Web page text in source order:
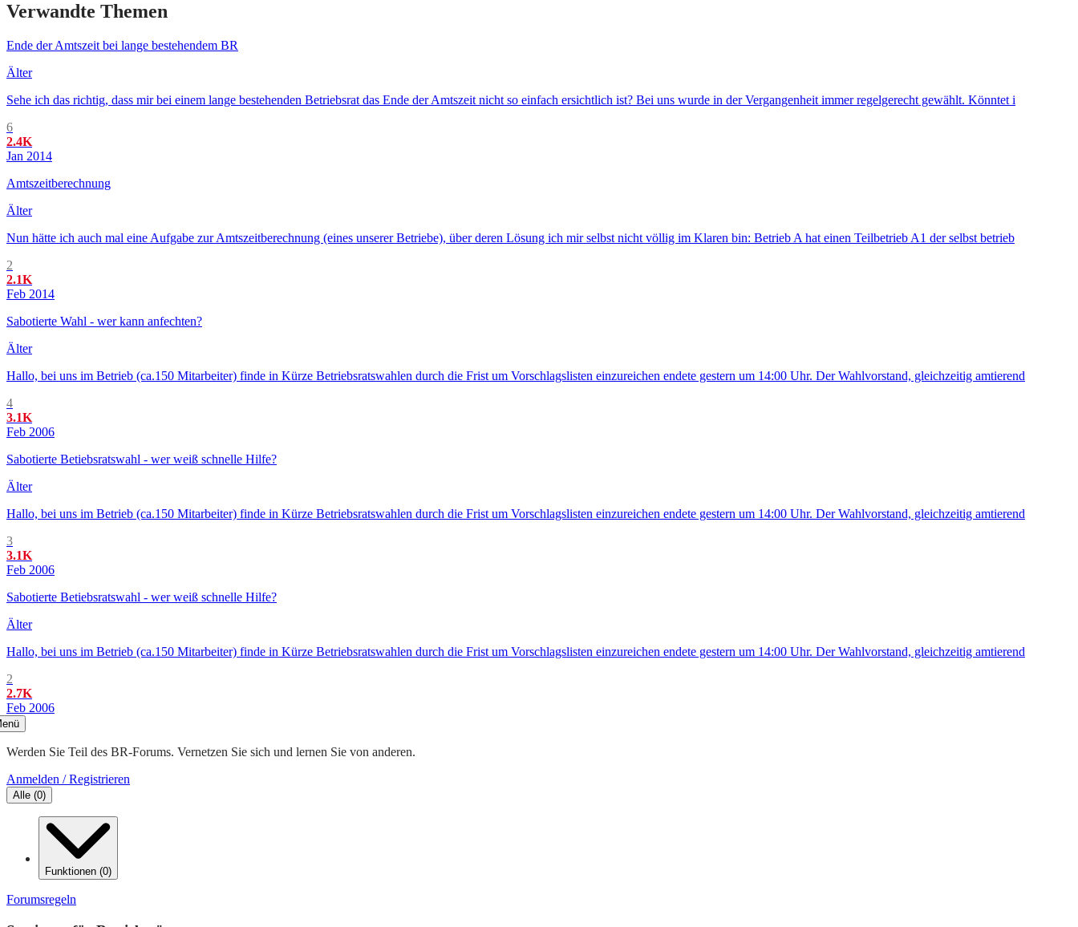
Verwandte Themen
Ende der Amtszeit bei lange bestehendem BR
Älter
Sehe ich das richtig, dass mir bei einem lange bestehenden Betriebsrat das Ende der Amtszeit nicht so einfach ersichtlich ist? Bei uns wurde in der Vergangenheit immer regelgerecht gewählt. Könntet i
6
2.4K
Jan 2014
Amtszeitberechnung
Älter
Nun hätte ich auch mal eine Aufgabe zur Amtszeitberechnung (eines unserer Betriebe), über deren Lösung ich mir selbst nicht völlig im Klaren bin: Betrieb A hat einen Teilbetrieb A1 der selbst betrieb
2
2.1K
Feb 2014
Sabotierte Wahl - wer kann anfechten?
Älter
Hallo, bei uns im Betrieb (ca.150 Mitarbeiter) finde in Kürze Betriebsratswahlen durch die Frist um Vorschlagslisten einzureichen endete gestern um 14:00 Uhr. Der Wahlvorstand, gleichzeitig amtierend
4
3.1K
Feb 2006
Sabotierte Betiebsratswahl - wer weiß schnelle Hilfe?
Älter
Hallo, bei uns im Betrieb (ca.150 Mitarbeiter) finde in Kürze Betriebsratswahlen durch die Frist um Vorschlagslisten einzureichen endete gestern um 14:00 Uhr. Der Wahlvorstand, gleichzeitig amtierend
3
3.1K
Feb 2006
Sabotierte Betiebsratswahl - wer weiß schnelle Hilfe?
Älter
Hallo, bei uns im Betrieb (ca.150 Mitarbeiter) finde in Kürze Betriebsratswahlen durch die Frist um Vorschlagslisten einzureichen endete gestern um 14:00 Uhr. Der Wahlvorstand, gleichzeitig amtierend
2
2.7K
Feb 2006
Werden Sie Teil des BR-Forums. Vernetzen Sie sich und lernen Sie von anderen.
Anmelden / Registrieren
Alle (0)
Funktionen (0)
Forumsregeln